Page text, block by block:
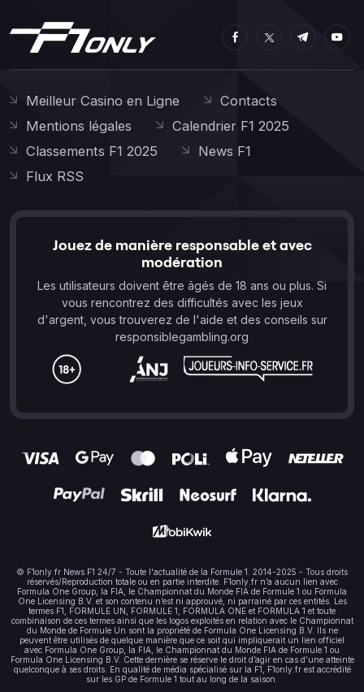
Meilleur Casino en Ligne
Contacts
Mentions légales
Calendrier F1 2025
Classements F1 2025
News F1
Flux RSS
Jouez de manière responsable et avec
modération
Les utilisateurs doivent être âgés de 18 ans ou plus. Si
vous rencontrez des difficultés avec les jeux
d'argent, vous trouverez de l'aide et des conseils sur
responsiblegambling.org
© F1only.fr News F1 24/7 - Toute l'actualité de la Formule 1. 2014-2025 - Tous droits
réservés/Reproduction totale ou en partie interdite. F1only.fr n’a aucun lien avec
Formula One Group, la FIA, le Championnat du Monde FIA de Formule 1 ou Formula
One Licensing B.V. et son contenu n’est ni approuvé, ni parrainé par ces entités. Les
termes F1, FORMULE UN, FORMULE 1, FORMULA ONE et FORMULA 1 et toute
combinaison de ces termes ainsi que les logos exploités en relation avec le Championnat
du Monde de Formule Un sont la propriété de Formula One Licensing B.V. Ils ne
peuvent être utilisés de quelque manière que ce soit qui impliquerait un lien officiel
avec Formula One Group, la FIA, le Championnat du Monde FIA de Formule 1 ou
Formula One Licensing B.V. Cette dernière se réserve le droit d’agir en cas d’une atteinte
quelconque à ses droits. En qualité de média spécialisé sur la F1, F1only.fr est accrédité
sur les GP de Formule 1 tout au long de la saison.